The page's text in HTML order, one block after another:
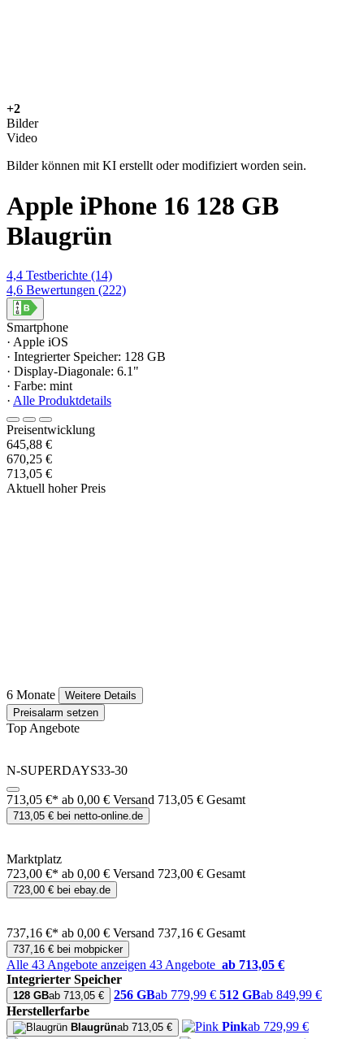
+2
Bilder
Video
Bilder können mit KI erstellt oder modifiziert worden sein.
Apple iPhone 16 128 GB
Blaugrün
4,4 Testberichte (14)
4,6 Bewertungen (222)
Smartphone
· Apple iOS
· Integrierter Speicher: 128 GB
· Display-Diagonale: 6.1"
· Farbe: mint
· Alle Produktdetails
Preisentwicklung
645,88 €
670,25 €
713,05 €
Aktuell hoher Preis
6 Monate
Weitere Details
Preisalarm setzen
Top Angebote
N-SUPERDAYS33-30
713,05 €* ab 0,00 € Versand 713,05 € Gesamt
713,05 € bei netto-online.de
Marktplatz
723,00 €* ab 0,00 € Versand 723,00 € Gesamt
723,00 € bei ebay.de
737,16 €* ab 0,00 € Versand 737,16 € Gesamt
737,16 € bei mobpicker
Alle 43 Angebote anzeigen 43 Angebote ab 713,05 €
Integrierter Speicher
128 GBab 713,05 € 256 GBab 779,99 € 512 GBab 849,99 €
Herstellerfarbe
Blaugrünab 713,05 € Pinkab 729,99 €